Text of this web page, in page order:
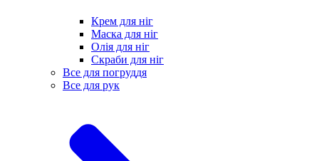
Крем для ніг
Маска для ніг
Олія для ніг
Скраби для ніг
Все для погруддя
Все для рук